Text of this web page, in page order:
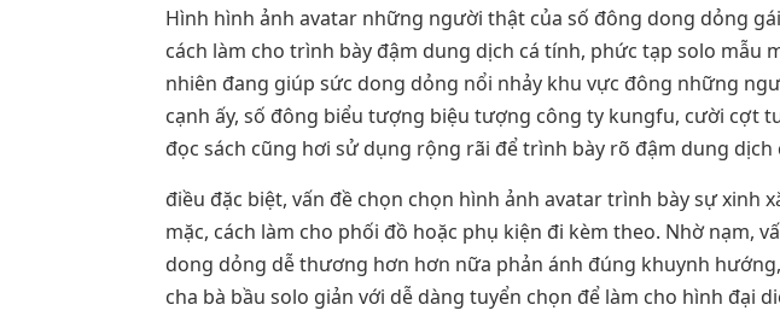
Hình hình ảnh avatar những người thật của số đông dong dỏng
cách làm cho trình bày đậm dung dịch cá tính, phức tạp solo
nhiên đang giúp sức dong dỏng nổi nhảy khu vực đông những
cạnh ấy, số đông biểu tượng biệu tượng công ty kungfu, cười
đọc sách cũng hơi sử dụng rộng rãi để trình bày rõ đậm dung
điều đặc biệt, vấn đề chọn chọn hình ảnh avatar trình bày sự
mặc, cách làm cho phối đồ hoặc phụ kiện đi kèm theo. Nhờ
dong dỏng dễ thương hơn hơn nữa phản ánh đúng khuynh
cha bà bầu solo giản với dễ dàng tuyển chọn để làm cho hình đại